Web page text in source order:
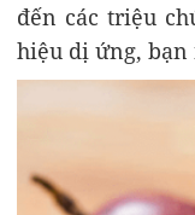
đến các triệu
hiệu dị ứng, bạn